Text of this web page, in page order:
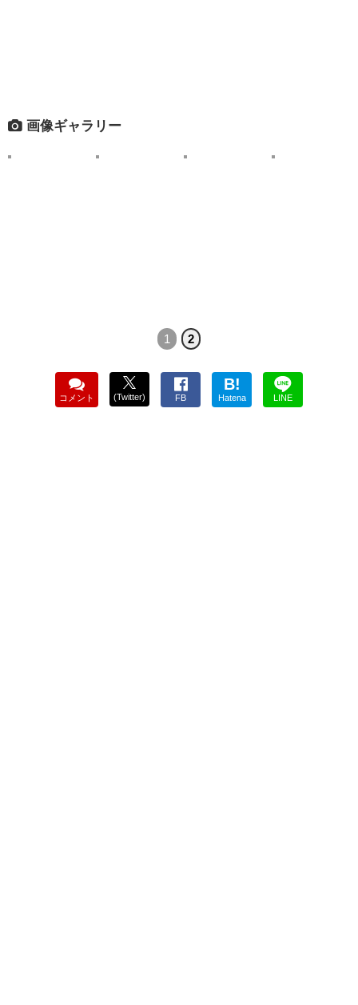
画像ギャラリー
1 2
コメント (Twitter) FB
B!
Hatena LINE